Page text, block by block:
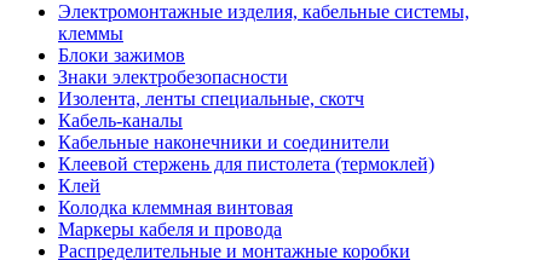
Электромонтажные изделия, кабельные системы,
клеммы
Блоки зажимов
Знаки электробезопасности
Изолента, ленты специальные, скотч
Кабель-каналы
Кабельные наконечники и соединители
Клеевой стержень для пистолета (термоклей)
Клей
Колодка клеммная винтовая
Маркеры кабеля и провода
Распределительные и монтажные коробки